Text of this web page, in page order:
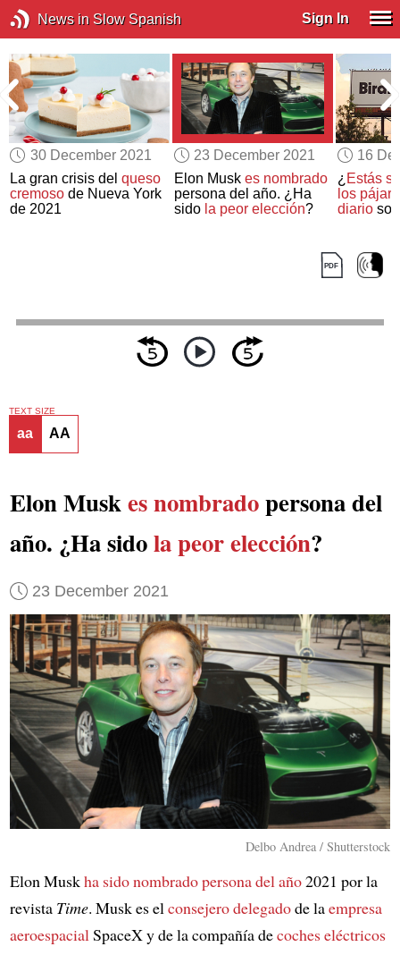
News in Slow Spanish Sign In
30 December 2021
La gran crisis delqueso
cremoso de Nueva York
de 2021
23 December 2021
Elon Musk es nombrado
persona del año. ¿Ha
sido la peor elección?
16
¿Estás
los
diarioson
TEXT SIZE
aa AA
Elon Muskes nombradopersona del
año. ¿Ha sidola peor elección?
23 December 2021
Delbo Andrea / Shutterstock
Elon Muskha sido nombrado persona del año2021 por la
revista Time. Musk es el consejero delegadode laempresa
aeroespacial SpaceX y de la compañía decoches eléctricos